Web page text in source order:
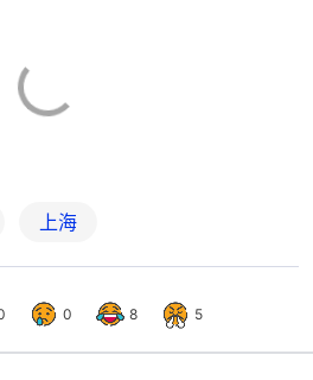
上海
0 8 5